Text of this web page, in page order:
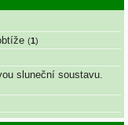
(1 )
sluneční soustavu.